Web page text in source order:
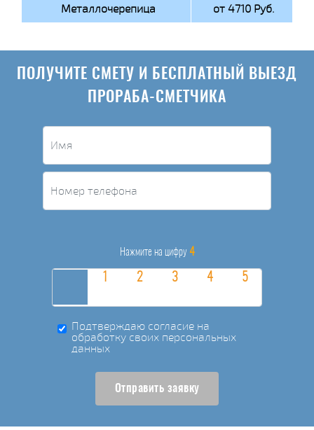
Металлочерепица
от 4710 Руб.
ПОЛУЧИТЕ СМЕТУ И БЕСПЛАТНЫЙ ВЫЕЗД
ПРОРАБА-СМЕТЧИКА
Нажмите на цифру 4
Подтверждаю согласие на
обработку своих персональных
данных
Отправить заявку